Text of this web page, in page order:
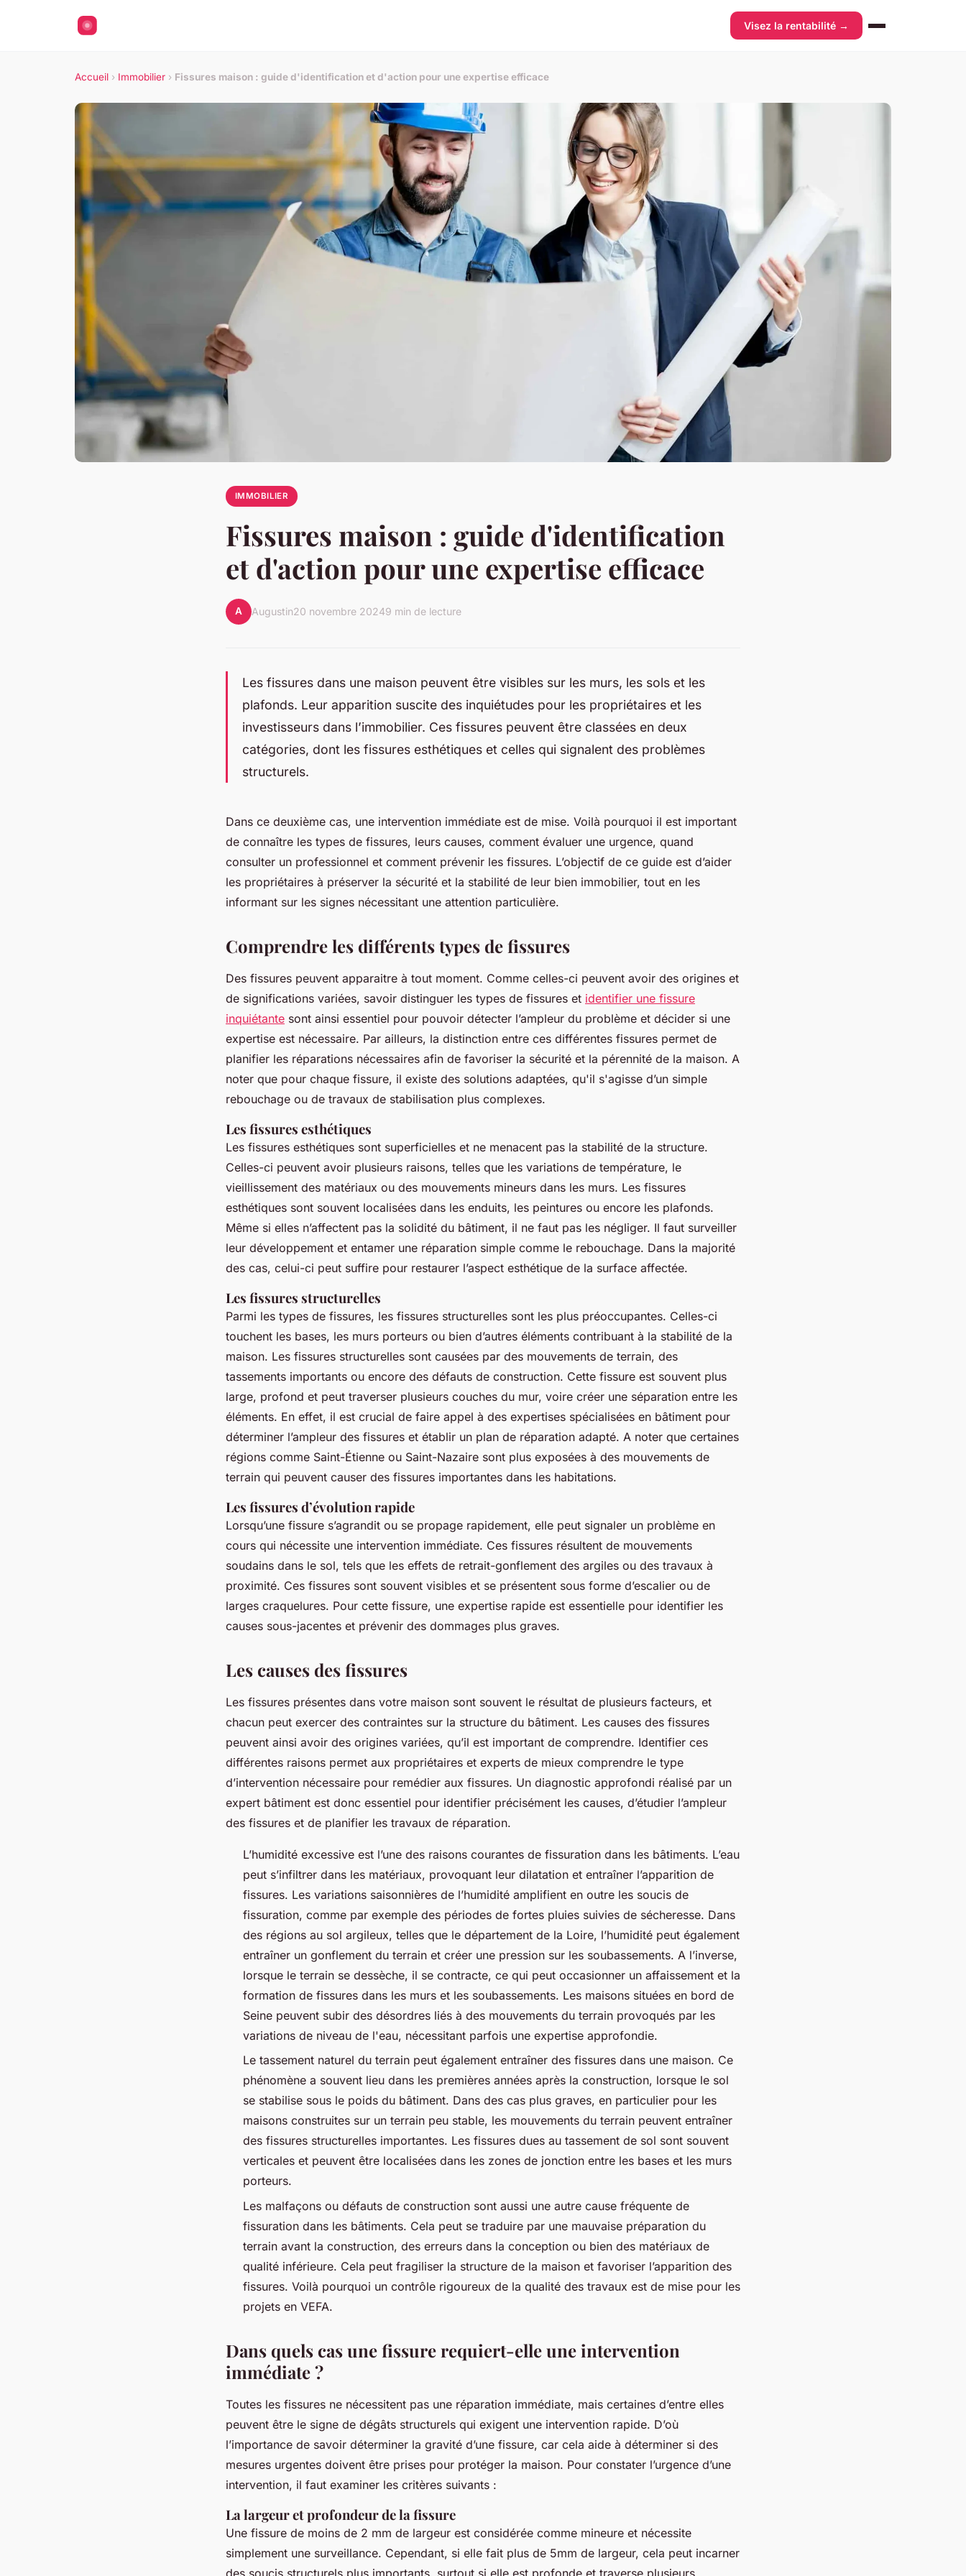
Visez la rentabilité →
Accueil › Immobilier › Fissures maison : guide d'identification et d'action pour une expertise efficace
IMMOBILIER
Fissures maison : guide d'identification
et d'action pour une expertise efficace
A Augustin20 novembre 20249 min de lecture
Les fissures dans une maison peuvent être visibles sur les murs, les sols et les
plafonds. Leur apparition suscite des inquiétudes pour les propriétaires et les
investisseurs dans l’immobilier. Ces fissures peuvent être classées en deux
catégories, dont les fissures esthétiques et celles qui signalent des problèmes
structurels.
Dans ce deuxième cas, une intervention immédiate est de mise. Voilà pourquoi il est important
de connaître les types de fissures, leurs causes, comment évaluer une urgence, quand
consulter un professionnel et comment prévenir les fissures. L’objectif de ce guide est d’aider
les propriétaires à préserver la sécurité et la stabilité de leur bien immobilier, tout en les
informant sur les signes nécessitant une attention particulière.
Comprendre les différents types de fissures
Des fissures peuvent apparaitre à tout moment. Comme celles-ci peuvent avoir des origines et
de significations variées, savoir distinguer les types de fissures et identifier une fissure
inquiétante sont ainsi essentiel pour pouvoir détecter l’ampleur du problème et décider si une
expertise est nécessaire. Par ailleurs, la distinction entre ces différentes fissures permet de
planifier les réparations nécessaires afin de favoriser la sécurité et la pérennité de la maison. A
noter que pour chaque fissure, il existe des solutions adaptées, qu'il s'agisse d’un simple
rebouchage ou de travaux de stabilisation plus complexes.
Les fissures esthétiques
Les fissures esthétiques sont superficielles et ne menacent pas la stabilité de la structure.
Celles-ci peuvent avoir plusieurs raisons, telles que les variations de température, le
vieillissement des matériaux ou des mouvements mineurs dans les murs. Les fissures
esthétiques sont souvent localisées dans les enduits, les peintures ou encore les plafonds.
Même si elles n’affectent pas la solidité du bâtiment, il ne faut pas les négliger. Il faut surveiller
leur développement et entamer une réparation simple comme le rebouchage. Dans la majorité
des cas, celui-ci peut suffire pour restaurer l’aspect esthétique de la surface affectée.
Les fissures structurelles
Parmi les types de fissures, les fissures structurelles sont les plus préoccupantes. Celles-ci
touchent les bases, les murs porteurs ou bien d’autres éléments contribuant à la stabilité de la
maison. Les fissures structurelles sont causées par des mouvements de terrain, des
tassements importants ou encore des défauts de construction. Cette fissure est souvent plus
large, profond et peut traverser plusieurs couches du mur, voire créer une séparation entre les
éléments. En effet, il est crucial de faire appel à des expertises spécialisées en bâtiment pour
déterminer l’ampleur des fissures et établir un plan de réparation adapté. A noter que certaines
régions comme Saint-Étienne ou Saint-Nazaire sont plus exposées à des mouvements de
terrain qui peuvent causer des fissures importantes dans les habitations.
Les fissures d’évolution rapide
Lorsqu’une fissure s’agrandit ou se propage rapidement, elle peut signaler un problème en
cours qui nécessite une intervention immédiate. Ces fissures résultent de mouvements
soudains dans le sol, tels que les effets de retrait-gonflement des argiles ou des travaux à
proximité. Ces fissures sont souvent visibles et se présentent sous forme d’escalier ou de
larges craquelures. Pour cette fissure, une expertise rapide est essentielle pour identifier les
causes sous-jacentes et prévenir des dommages plus graves.
Les causes des fissures
Les fissures présentes dans votre maison sont souvent le résultat de plusieurs facteurs, et
chacun peut exercer des contraintes sur la structure du bâtiment. Les causes des fissures
peuvent ainsi avoir des origines variées, qu’il est important de comprendre. Identifier ces
différentes raisons permet aux propriétaires et experts de mieux comprendre le type
d’intervention nécessaire pour remédier aux fissures. Un diagnostic approfondi réalisé par un
expert bâtiment est donc essentiel pour identifier précisément les causes, d’étudier l’ampleur
des fissures et de planifier les travaux de réparation.
L’humidité excessive est l’une des raisons courantes de fissuration dans les bâtiments. L’eau
peut s’infiltrer dans les matériaux, provoquant leur dilatation et entraîner l’apparition de
fissures. Les variations saisonnières de l’humidité amplifient en outre les soucis de
fissuration, comme par exemple des périodes de fortes pluies suivies de sécheresse. Dans
des régions au sol argileux, telles que le département de la Loire, l’humidité peut également
entraîner un gonflement du terrain et créer une pression sur les soubassements. A l’inverse,
lorsque le terrain se dessèche, il se contracte, ce qui peut occasionner un affaissement et la
formation de fissures dans les murs et les soubassements. Les maisons situées en bord de
Seine peuvent subir des désordres liés à des mouvements du terrain provoqués par les
variations de niveau de l'eau, nécessitant parfois une expertise approfondie.
Le tassement naturel du terrain peut également entraîner des fissures dans une maison. Ce
phénomène a souvent lieu dans les premières années après la construction, lorsque le sol
se stabilise sous le poids du bâtiment. Dans des cas plus graves, en particulier pour les
maisons construites sur un terrain peu stable, les mouvements du terrain peuvent entraîner
des fissures structurelles importantes. Les fissures dues au tassement de sol sont souvent
verticales et peuvent être localisées dans les zones de jonction entre les bases et les murs
porteurs.
Les malfaçons ou défauts de construction sont aussi une autre cause fréquente de
fissuration dans les bâtiments. Cela peut se traduire par une mauvaise préparation du
terrain avant la construction, des erreurs dans la conception ou bien des matériaux de
qualité inférieure. Cela peut fragiliser la structure de la maison et favoriser l’apparition des
fissures. Voilà pourquoi un contrôle rigoureux de la qualité des travaux est de mise pour les
projets en VEFA.
Dans quels cas une fissure requiert-elle une intervention
immédiate ?
Toutes les fissures ne nécessitent pas une réparation immédiate, mais certaines d’entre elles
peuvent être le signe de dégâts structurels qui exigent une intervention rapide. D’où
l’importance de savoir déterminer la gravité d’une fissure, car cela aide à déterminer si des
mesures urgentes doivent être prises pour protéger la maison. Pour constater l’urgence d’une
intervention, il faut examiner les critères suivants :
La largeur et profondeur de la fissure
Une fissure de moins de 2 mm de largeur est considérée comme mineure et nécessite
simplement une surveillance. Cependant, si elle fait plus de 5mm de largeur, cela peut incarner
des soucis structurels plus importants, surtout si elle est profonde et traverse plusieurs